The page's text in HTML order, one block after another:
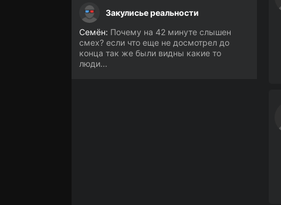
Закулисье реальности
Семён: Почему на 42 минуте слышен
смех? если что еще не досмотрел до
конца так же были видны какие то
люди...